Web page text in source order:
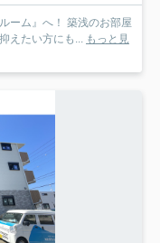
ーム』へ！ 築浅のお部屋
えたい方にも... もっと見